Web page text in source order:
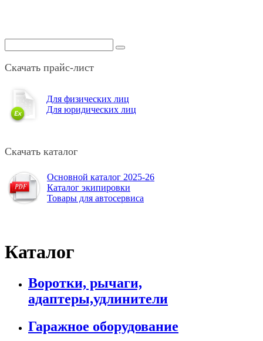
Скачать прайс-лист
Для физических лиц
Для юридических лиц
Скачать каталог
Основной каталог 2025-26
Каталог экипировки
Товары для автосервиса
Каталог
Воротки, рычаги,
адаптеры,удлинители
Гаражное оборудование